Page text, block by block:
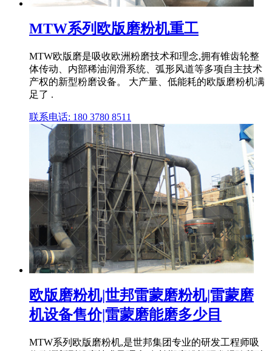
MTW系列欧版磨粉机重工
MTW欧版磨是吸收欧洲粉磨技术和理念,拥有锥齿轮整
体传动、内部稀油润滑系统、弧形风道等多项自主技术
产权的新型粉磨设备。 大产量、低能耗的欧版磨粉机满
足了 .
联系电话: 180 3780 8511
欧版磨粉机|世邦雷蒙磨粉机|雷蒙磨
机设备售价|雷蒙磨能磨多少目
MTW系列欧版磨粉机,是世邦集团专业的研发工程师吸